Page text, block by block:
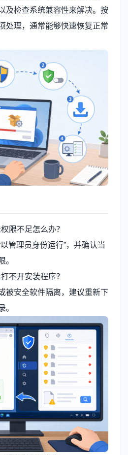
及检查系统兼容性来解决。按
处理，通常能够快速恢复正常
限不足怎么办？
管理员身份运行”，并确认当
。
不开安装程序？
被安全软件隔离，建议重新下
。